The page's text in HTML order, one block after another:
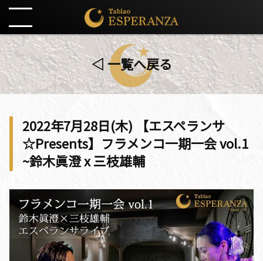
◁ 一覧へ戻る
2022年7月28日(木) 【エスペランサ
☆Presents】フラメンコ一期一会 vol.1
~鈴木眞澄 x 三枝雄輔